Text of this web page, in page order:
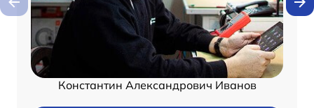
Константин Александрович Иванов